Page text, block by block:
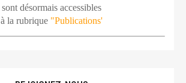
sont désormais accessibles
à la rubrique "Publications'